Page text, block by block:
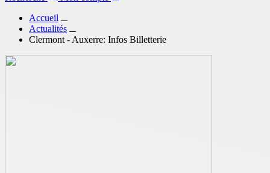
Accueil
Actualités
Clermont - Auxerre: Infos Billetterie